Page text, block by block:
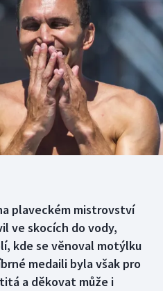
plaveckém mistrovství
ve skocích do vody,
kde se věnoval motýlku
medaili byla však pro
a děkovat může i